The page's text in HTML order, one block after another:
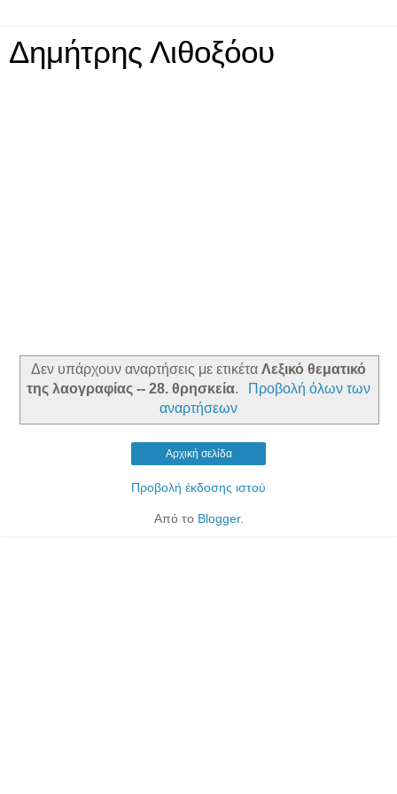
Δημήτρης Λιθοξόου
Δεν υπάρχουν αναρτήσεις με ετικέτα Λεξικό θεματικό
της λαογραφίας -- 28. θρησκεία.
Προβολή όλων των
αναρτήσεων
Αρχική σελίδα
Προβολή έκδοσης ιστού
Από το Blogger.